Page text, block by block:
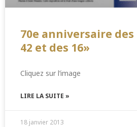
70e anniversaire des
42 et des 16»
Cliquez sur l’image
LIRE LA SUITE »
18 janvier 2013